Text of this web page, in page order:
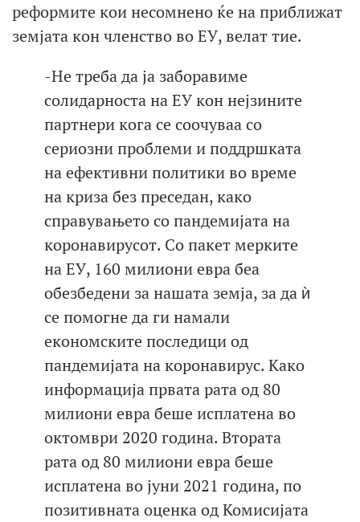
реформите кои несомнено ќе на приближат
земјата кон членство во ЕУ, велат тие.
-Не треба да ја заборавиме
солидарноста на ЕУ кон нејзините
партнери кога се соочуваа со
сериозни проблеми и поддршката
на ефективни политики во време
на криза без преседан, како
справувањето со пандемијата на
коронавирусот. Со пакет мерките
на ЕУ, 160 милиони евра беа
обезбедени за нашата земја, за да ѝ
се помогне да ги намали
економските последици од
пандемијата на коронавирус. Како
информација првата рата од 80
милиони евра беше исплатена во
октомври 2020 година. Втората
рата од 80 милиони евра беше
исплатена во јуни 2021 година, по
позитивната оценка од Комисијата